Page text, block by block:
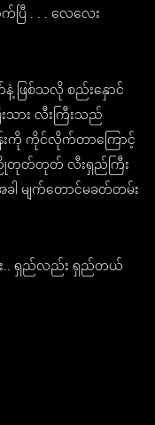
ပြီ . . . လေလေး
ဖြစ်သလို စည်းနှောင်
သား လီးကြီးသည်
းကို ကိုင်လိုက်တာကြောင့်
တုတ်တုတ် လီးရှည်ကြီး
မျက်တောင်မခတ်တမ်း
.. ရှည်လည်း ရှည်တယ်